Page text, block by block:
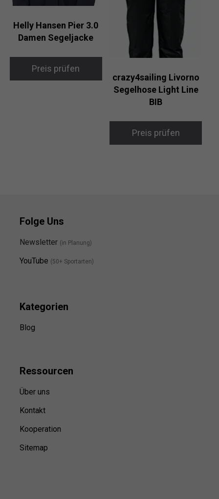
Helly Hansen Pier 3.0
Damen Segeljacke
Preis prüfen
crazy4sailing Livorno
Segelhose Light Line
BIB
Preis prüfen
Folge Uns
Newsletter (in Planung)
YouTube (50+ Sportarten)
Kategorien
Blog
Ressourcen
Über uns
Kontakt
Kooperation
Sitemap